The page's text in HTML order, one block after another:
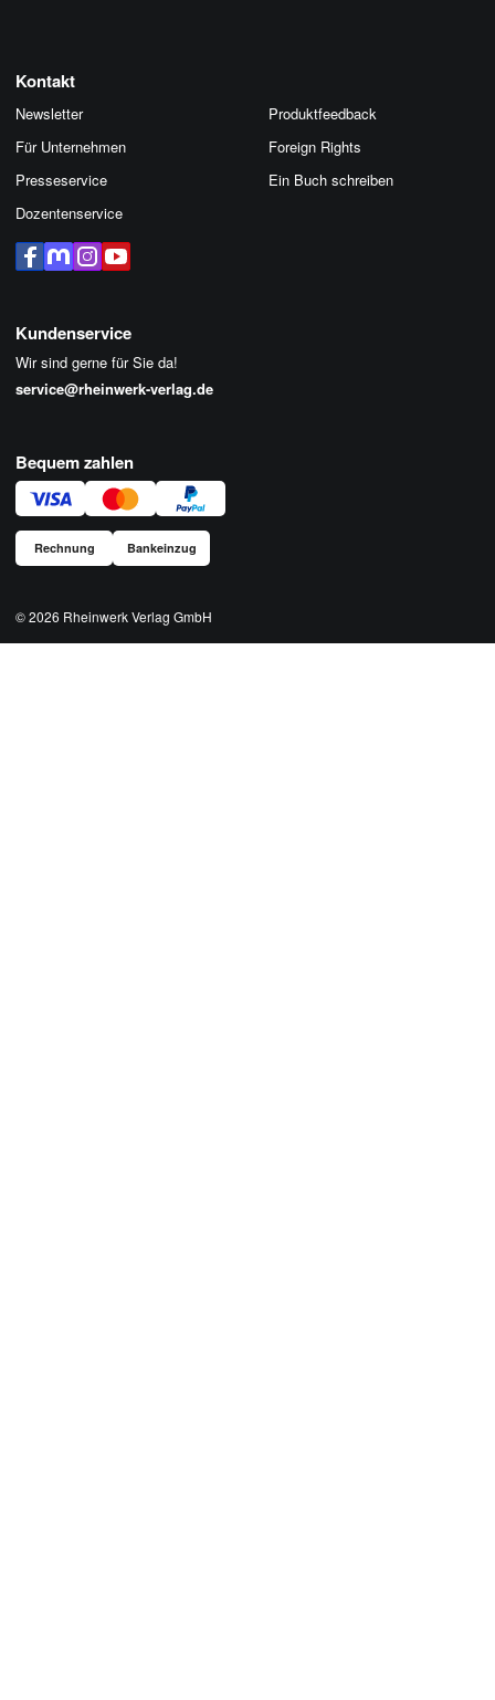
Kontakt
Newsletter
Für Unternehmen
Presseservice
Dozentenservice
Produktfeedback
Foreign Rights
Ein Buch schreiben
Kundenservice
Wir sind gerne für Sie da!
service@rheinwerk-verlag.de
Bequem zahlen
Rechnung Bankeinzug
© 2026 Rheinwerk Verlag GmbH